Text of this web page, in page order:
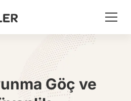
Göç ve